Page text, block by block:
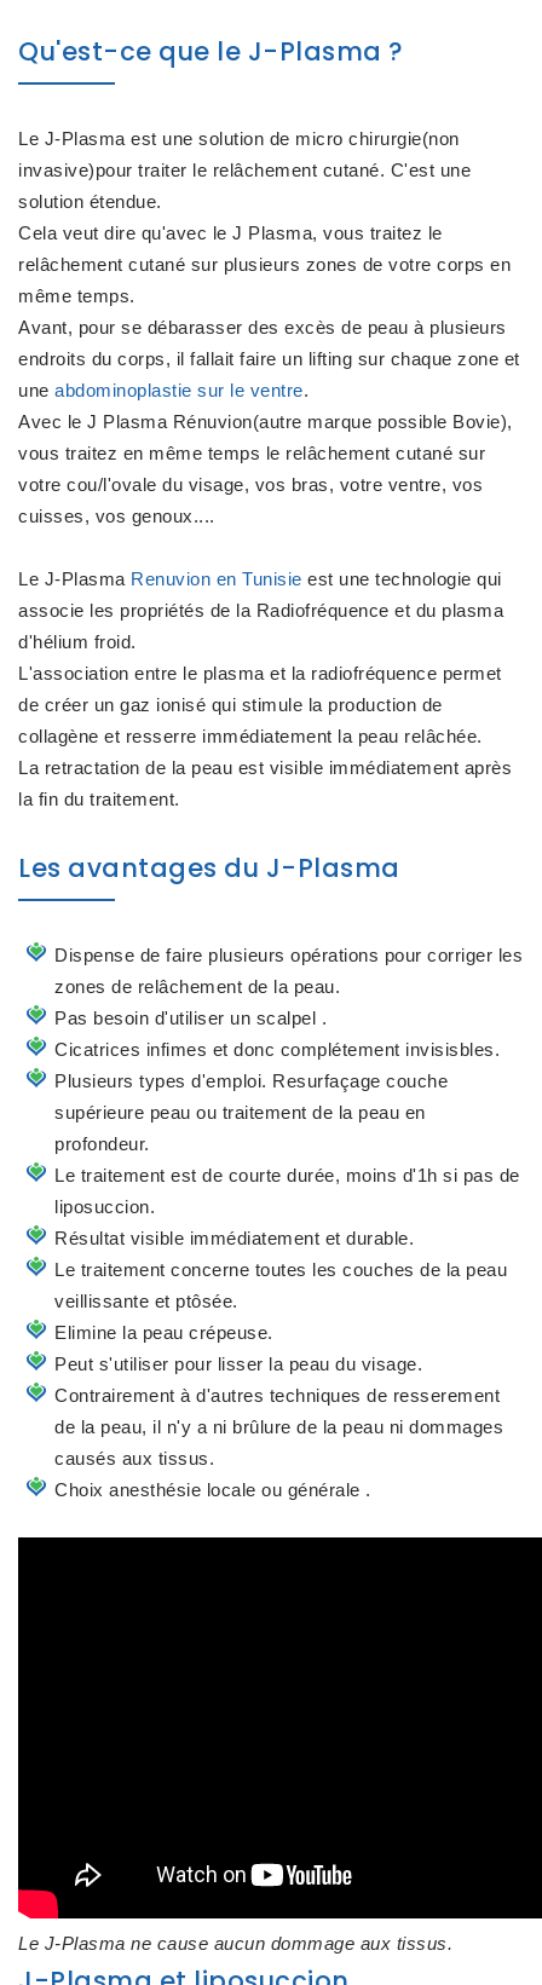
Qu'est-ce que le J-Plasma ?
Le J-Plasma est une solution de micro chirurgie(non
invasive)pour traiter le relâchement cutané. C'est une
solution étendue.
Cela veut dire qu'avec le J Plasma, vous traitez le
relâchement cutané sur plusieurs zones de votre corps en
même temps.
Avant, pour se débarasser des excès de peau à plusieurs
endroits du corps, il fallait faire un lifting sur chaque zone et
une abdominoplastie sur le ventre.
Avec le J Plasma Rénuvion(autre marque possible Bovie),
vous traitez en même temps le relâchement cutané sur
votre cou/l'ovale du visage, vos bras, votre ventre, vos
cuisses, vos genoux....
Le J-Plasma Renuvion en Tunisie est une technologie qui
associe les propriétés de la Radiofréquence et du plasma
d'hélium froid.
L'association entre le plasma et la radiofréquence permet
de créer un gaz ionisé qui stimule la production de
collagène et resserre immédiatement la peau relâchée.
La retractation de la peau est visible immédiatement après
la fin du traitement.
Les avantages du J-Plasma
Dispense de faire plusieurs opérations pour corriger les
zones de relâchement de la peau.
Pas besoin d'utiliser un scalpel .
Cicatrices infimes et donc complétement invisisbles.
Plusieurs types d'emploi. Resurfaçage couche
supérieure peau ou traitement de la peau en
profondeur.
Le traitement est de courte durée, moins d'1h si pas de
liposuccion.
Résultat visible immédiatement et durable.
Le traitement concerne toutes les couches de la peau
veillissante et ptôsée.
Elimine la peau crépeuse.
Peut s'utiliser pour lisser la peau du visage.
Contrairement à d'autres techniques de resserement
de la peau, il n'y a ni brûlure de la peau ni dommages
causés aux tissus.
Choix anesthésie locale ou générale .
Le J-Plasma ne cause aucun dommage aux tissus.